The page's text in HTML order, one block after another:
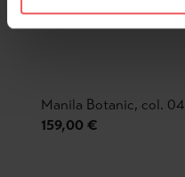
Manila Botanic, col. 04
159,00 €